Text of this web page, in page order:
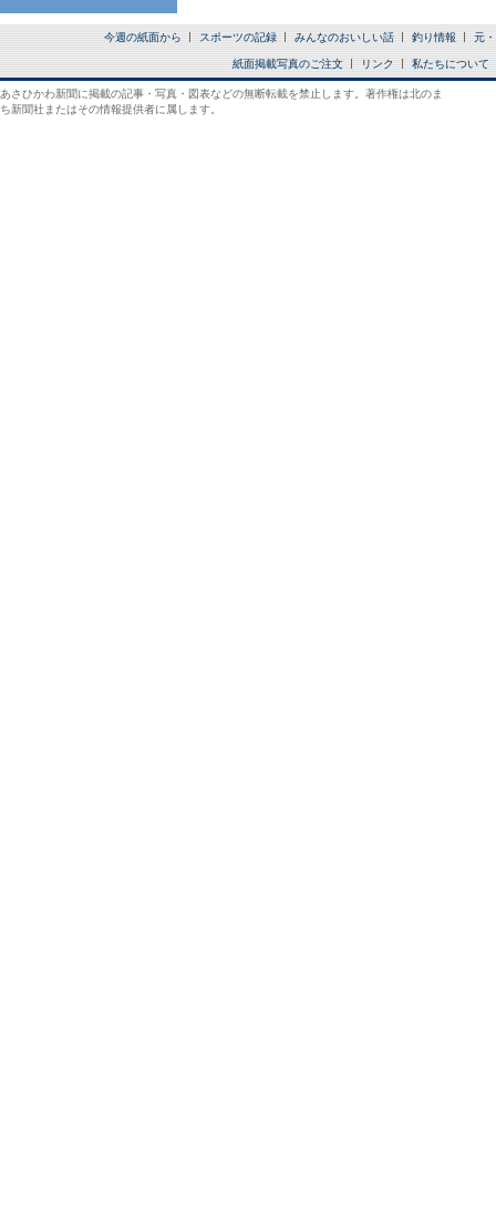
今週の紙面から スポーツの記録 みんなのおいしい話 釣り情報 元
紙面掲載写真のご注文 リンク 私たちについて
あさひかわ新聞に掲載の記事・写真・図表などの無断転載を禁止します。著作権は北のま
ち新聞社またはその情報提供者に属します。